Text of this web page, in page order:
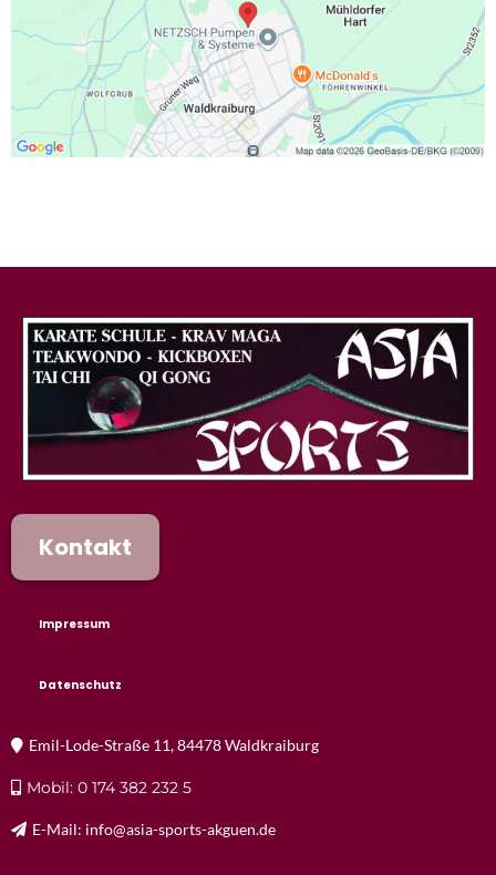
Kontakt
Impressum
Datenschutz
Emil-Lode-Straße 11, 84478 Waldkraiburg
Mobil: 0 174 382 232 5
E-Mail: info@asia-sports-akguen.de